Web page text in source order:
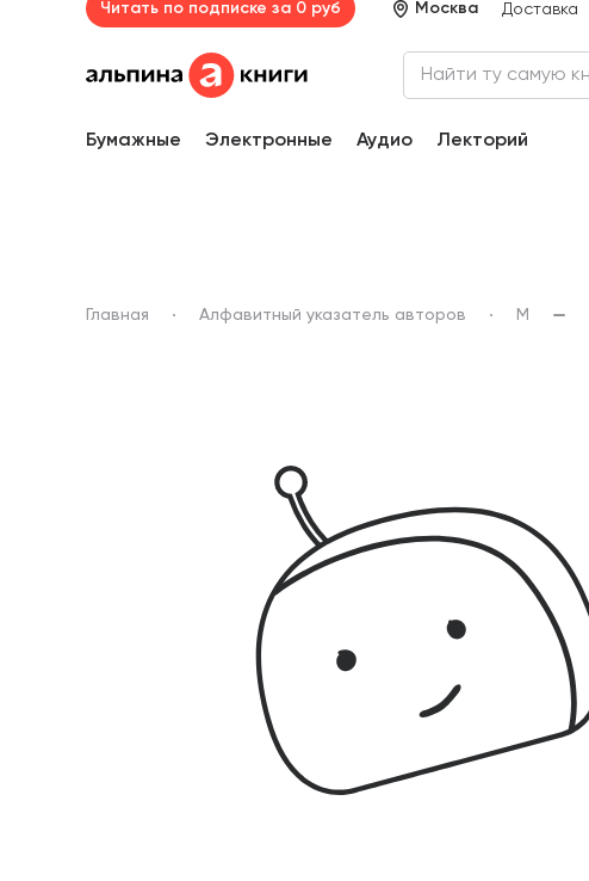
Читать по подписке за 0 руб Москва Доставка
Бумажные Электронные Аудио Лекторий
Главная Алфавитный указатель авторов М